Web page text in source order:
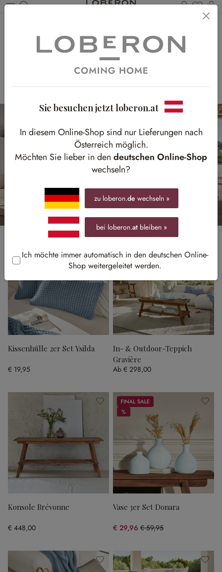
Du
Ein Wohnzimmer,
zwei Looks
Wohnen wie im Süden: Natürliche Materialien und
Kissenhülle 2er Set Ysilda
€ 19,95
In- & Outdoor-Teppich
Gravière
Ab € 298,00
Konsole Brévonne
€ 448,00
Sale
%
%
Vase 3er Set Donara
€ 29,96 € 59,95
(50.03% gespart)
Sie besuchen jetzt loberon.at
In diesem Online-Shop sind nur Lieferungen nach
Österreich möglich.
Möchten Sie lieber in den deutschen Online-Shop
wechseln?
zu loberon.de wechseln »
bei loberon.at bleiben »
Ich möchte immer automatisch in den deutschen Online-
Shop weitergeleitet werden.